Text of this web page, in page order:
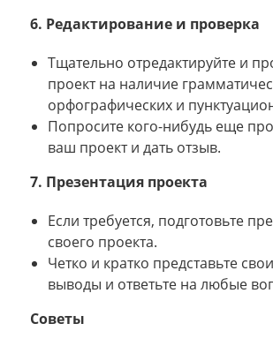
6. Редактирование и проверка
Тщательно отредактируйте и
проект на наличие
орфографических и
Попросите кого-нибудь еще
ваш проект и дать отзыв.
7. Презентация проекта
Если требуется, подготовьте
своего проекта.
Четко и кратко представьте
выводы и ответьте на любые
Советы